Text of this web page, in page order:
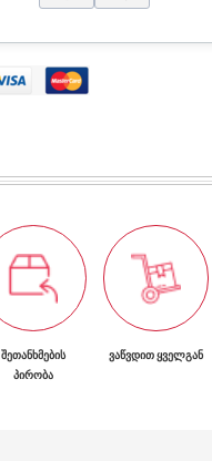
ᲨᲔᲗᲐᲜᲮᲛᲔᲑᲘᲡ
ᲞᲘᲠᲝᲑᲐ
ᲕᲐᲬᲕᲓᲘᲗ ᲧᲕᲔᲚᲒᲐᲜ